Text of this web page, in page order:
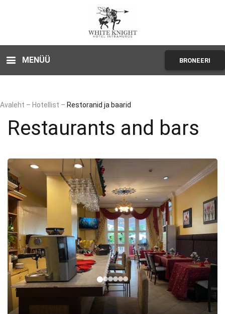
MENÜÜ BRONEERI
Avaleht – Hotellist – Restoranid ja baarid
Restaurants and bars